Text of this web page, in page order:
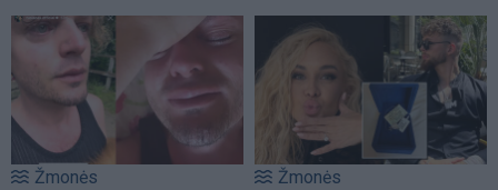
Žmonės Žmonės